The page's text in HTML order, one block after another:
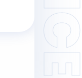
招
創